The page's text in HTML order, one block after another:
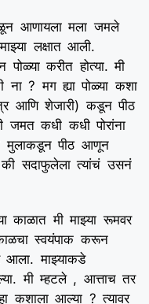
आणायला मला जमले
लक्षात आली.
करीत होत्या. मी
ना ? मग ह्या पोळ्या कशा
आणि शेजारी) कडून पीठ
कधी कधी पोरांना
मुलाकडून पीठ आणून
सदाफुलेला त्यांचं उसनं
काळात मी माझ्या रूमवर
स्वयंपाक करून
आला. माझ्याकडे
आल्या. मी म्हटले , आत्ताच तर
कशाला आल्या ? त्यावर